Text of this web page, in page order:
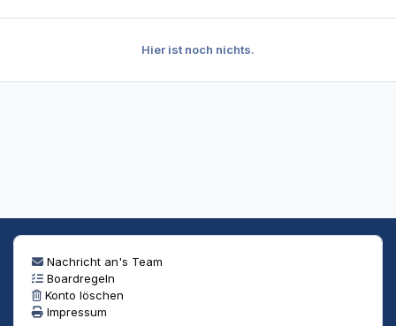
Hier ist noch nichts.
Nachricht an's Team
Boardregeln
Konto löschen
Impressum